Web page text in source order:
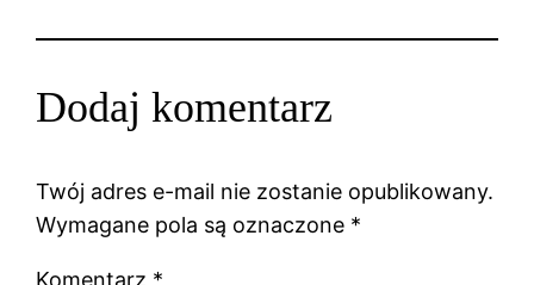
Dodaj komentarz
Twój adres e-mail nie zostanie opublikowany.
Wymagane pola są oznaczone *
Komentarz *